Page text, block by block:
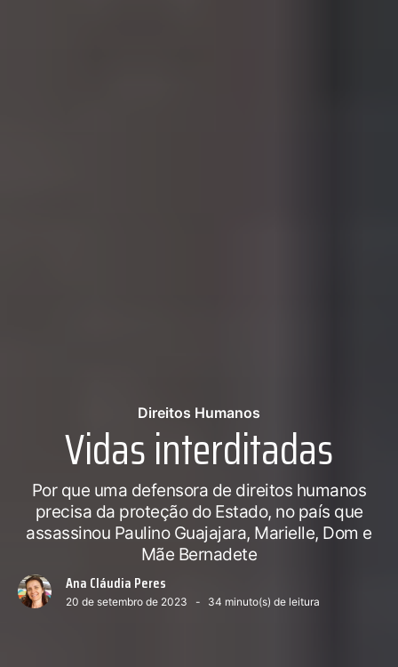
Direitos Humanos
Vidas interditadas
Por que uma defensora de direitos humanos
precisa da proteção do Estado, no país que
assassinou Paulino Guajajara, Marielle, Dom e
Mãe Bernadete
Ana Cláudia Peres
20 de setembro de 2023 34 minuto(s) de leitura